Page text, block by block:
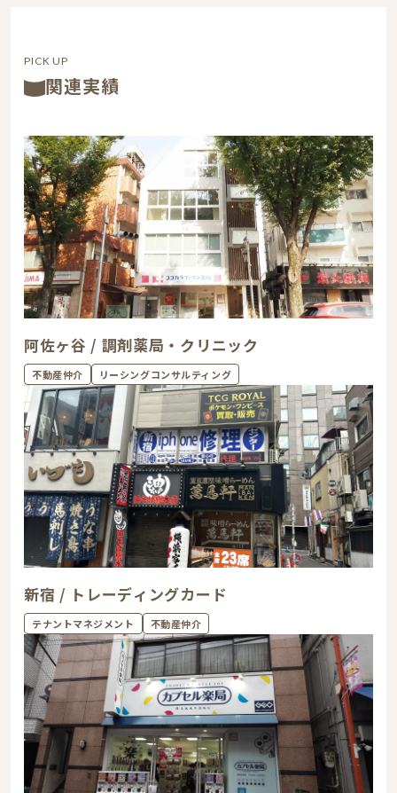
PICK UP
関連実績
阿佐ヶ谷 / 調剤薬局・クリニック
不動産仲介 リーシングコンサルティング
新宿 / トレーディングカード
テナントマネジメント 不動産仲介